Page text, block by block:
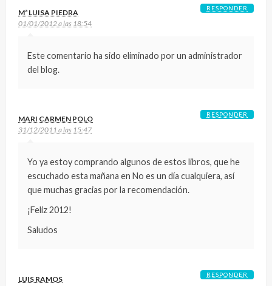
Mª LUISA PIEDRA
01/01/2012 a las 18:54
Este comentario ha sido eliminado por un administrador
del blog.
RESPONDER
MARI CARMEN POLO
31/12/2011 a las 15:47
Yo ya estoy comprando algunos de estos libros, que he
escuchado esta mañana en No es un día cualquiera, así
que muchas gracias por la recomendación.
¡Feliz 2012!
Saludos
RESPONDER
LUIS RAMOS
RESPONDER